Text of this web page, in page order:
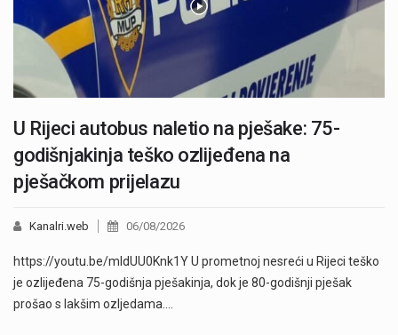
U Rijeci autobus naletio na pješake: 75-
godišnjakinja teško ozlijeđena na
pješačkom prijelazu
Kanalri.web 06/08/2026
https://youtu.be/mldUU0Knk1Y U prometnoj nesreći u Rijeci teško
je ozlijeđena 75-godišnja pješakinja, dok je 80-godišnji pješak
prošao s lakšim ozljedama.…